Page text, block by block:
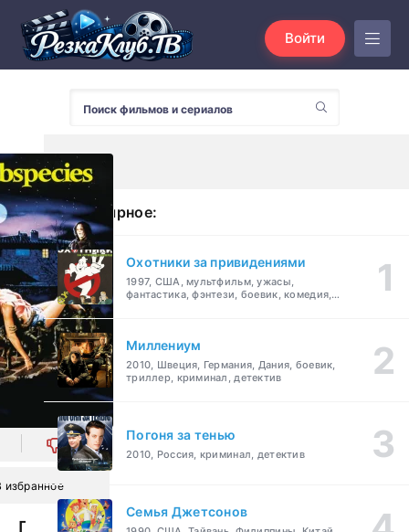
Войти
0
избранное
Подвиды
Популярное:
Охотники за привидениями
1997, США, мультфильм, ужасы,
фантастика, фэнтези, боевик, комедия,
Миллениум
2010, Швеция, Германия, Дания, боевик,
триллер, криминал, детектив
Погоня за тенью
2010, Россия, криминал, детектив
Семья Джетсонов